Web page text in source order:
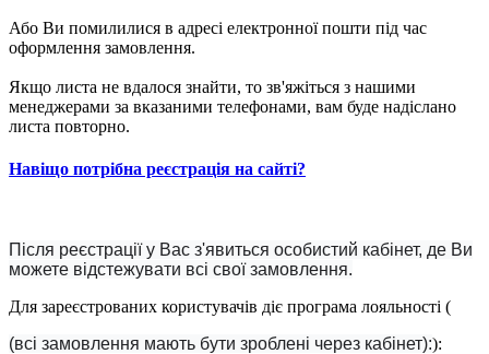
Або Ви помилилися в адресі електронної пошти під час
оформлення замовлення.
Якщо листа не вдалося знайти, то зв'яжіться з нашими
менеджерами за вказаними телефонами, вам буде надіслано
листа повторно.
Навіщо потрібна реєстрація на сайті?
Після реєстрації у Вас з'явиться особистий кабінет, де Ви
можете відстежувати всі свої замовлення.
Для зареєстрованих користувачів діє програма лояльності (
(всі замовлення мають бути зроблені через кабінет):):